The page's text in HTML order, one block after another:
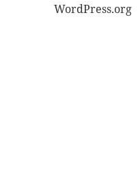
WordPress.org